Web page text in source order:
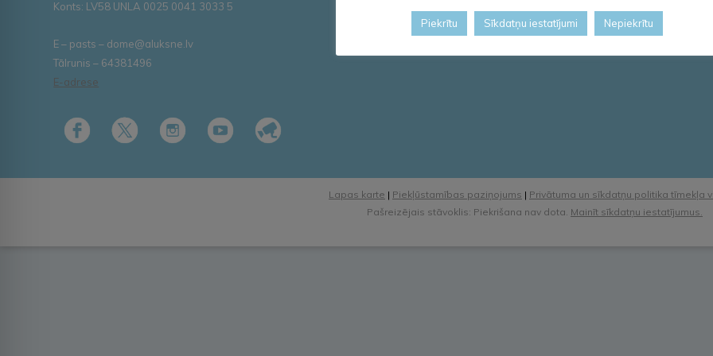
Konts: LV58 UNLA 0025 0041 3033 5
E – pasts – dome@aluksne.lv
Tālrunis – 64381496
E-adrese
Lapas karte | Piekļūstamības paziņojums | Privātuma un sīkdatņu politika tīmekļa
Pašreizējais stāvoklis: Piekrišana nav dota. Mainīt sīkdatņu iestatījumus.
Piekrītu Sīkdatņu iestatījumi Nepiekrītu